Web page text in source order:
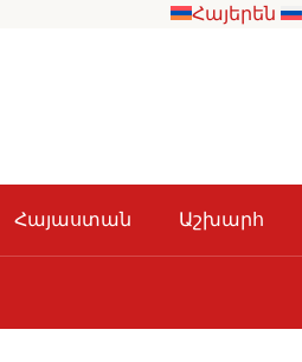
Հայերեն
Հայաստան Աշխարհ